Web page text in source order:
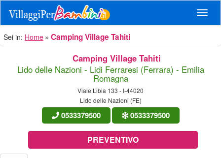
Sei in: Home Camping Village Tahiti
Camping Village Tahiti
Lido delle Nazioni - Lidi Ferraresi (Ferrara) - Emilia
Romagna
Viale Libia 133 - I-44020
Lido delle Nazioni (FE)
0533379500 0533379500
PREVENTIVO